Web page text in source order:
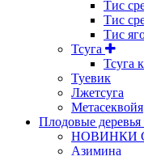
Тис
Тис
Тис
Тсуга
Тсуга
Туевик
Лжетсуга
Метасеквойя
Плодовые деревья
НОВИНКИ
Азимина